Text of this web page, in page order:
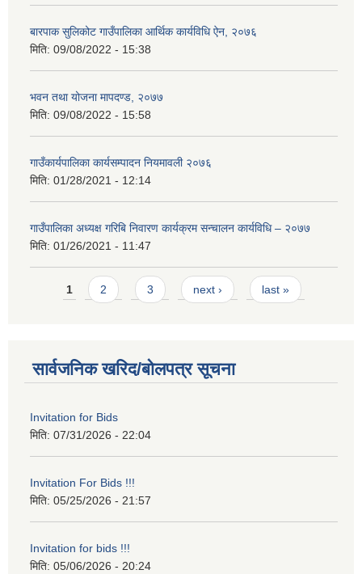
बारपाक सुलिकोट गाउँपालिका आर्थिक कार्यविधि ऐन, २०७६
मिति: 09/08/2022 - 15:38
भवन तथा योजना मापदण्ड, २०७७
मिति: 09/08/2022 - 15:58
गाउँकार्यपालिका कार्यसम्पादन नियमावली २०७६
मिति: 01/28/2021 - 12:14
गाउँपालिका अध्यक्ष गरिबि निवारण कार्यक्रम सन्चालन कार्यविधि – २०७७
मिति: 01/26/2021 - 11:47
Pages
1 2 3 next › last »
सार्वजनिक खरिद/बोलपत्र सूचना
Invitation for Bids
मिति: 07/31/2026 - 22:04
Invitation For Bids !!!
मिति: 05/25/2026 - 21:57
Invitation for bids !!!
मिति: 05/06/2026 - 20:24